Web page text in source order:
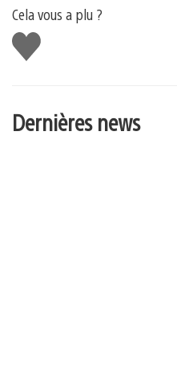
Cela vous a plu ?
J'aime
Dernières news